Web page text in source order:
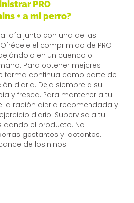
PRO
+ a mi perro?
día junto con una de las
el comprimido de PRO
en un cuenco o
Para obtener mejores
forma continua como parte de
siempre a su
y fresca. Para mantener a tu
la ración diaria recomendada y
diario. Supervisa a tu
dando el producto. No
gestantes y lactantes.